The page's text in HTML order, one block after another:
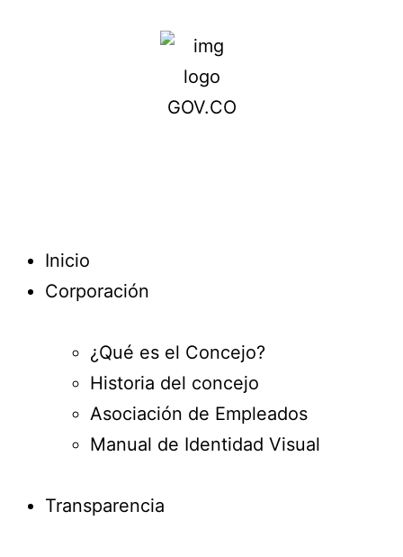
Inicio
Corporación
¿Qué es el Concejo?
Historia del concejo
Asociación de Empleados
Manual de Identidad Visual
Transparencia